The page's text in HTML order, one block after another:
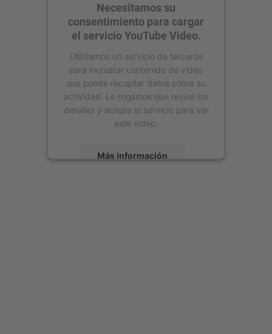
Necesitamos su
consentimiento para cargar
el servicio YouTube Video.
Utilizamos un servicio de terceros
para incrustar contenido de vídeo
que puede recopilar datos sobre su
actividad. Le rogamos que revise los
detalles y acepte el servicio para ver
este vídeo.
Más información